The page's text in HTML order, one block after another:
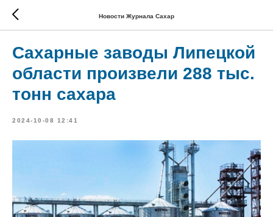
Новости Журнала Сахар
Сахарные заводы Липецкой
области произвели 288 тыс.
тонн сахара
2024-10-08 12:41